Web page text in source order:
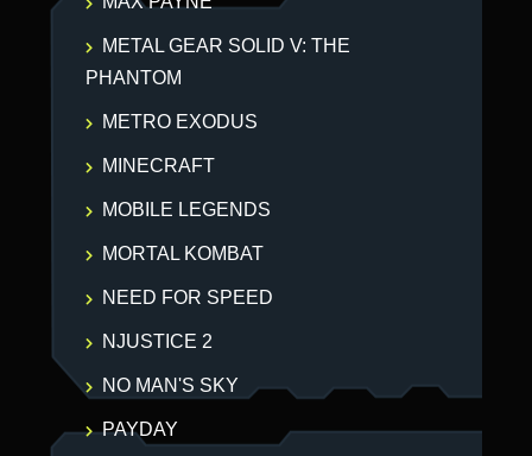
METAL GEAR SOLID V: THE
PHANTOM
METRO EXODUS
MINECRAFT
MOBILE LEGENDS
MORTAL KOMBAT
NEED FOR SPEED
NJUSTICE 2
NO MAN'S SKY
PAYDAY